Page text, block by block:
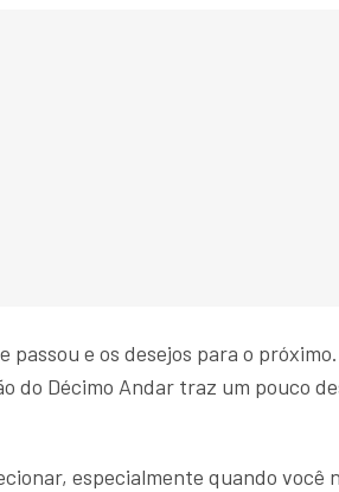
passou e os desejos para o
do Décimo Andar traz um pouco
especialmente quando você